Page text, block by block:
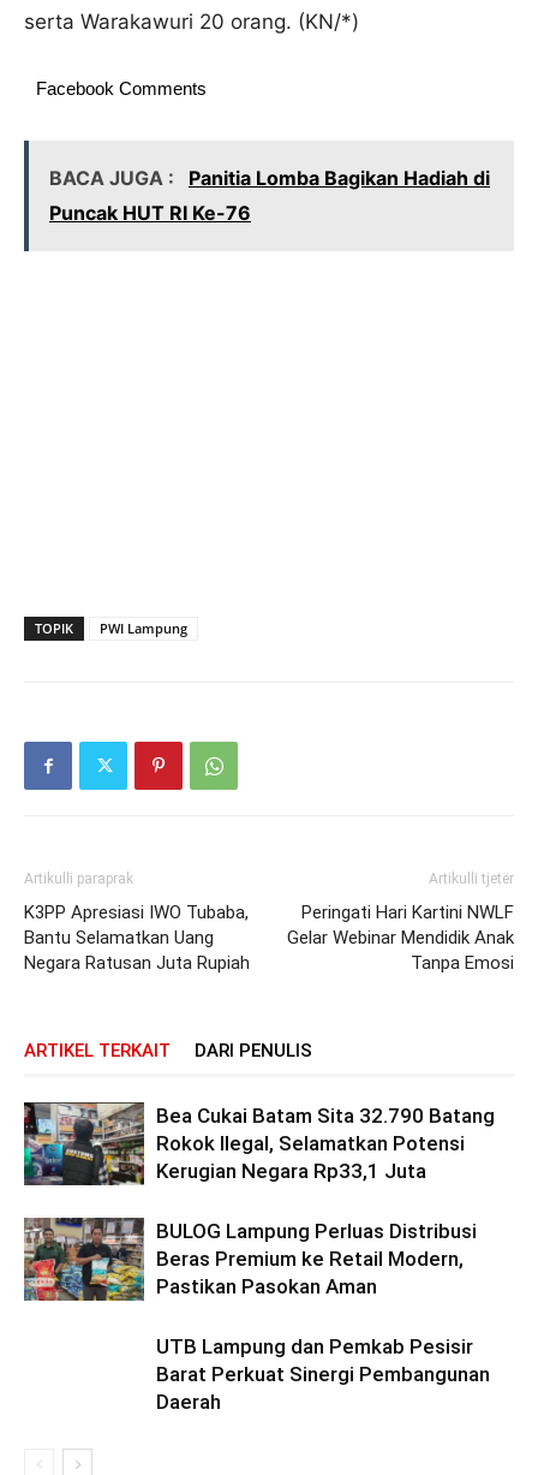
serta Warakawuri 20 orang. (KN/*)
Facebook Comments
BACA JUGA :
Panitia Lomba Bagikan Hadiah di
Puncak HUT RI Ke-76
TOPIK PWI Lampung
Artikulli paraprak
K3PP Apresiasi IWO Tubaba,
Bantu Selamatkan Uang
Negara Ratusan Juta Rupiah
Artikulli tjetër
Peringati Hari Kartini NWLF
Gelar Webinar Mendidik Anak
Tanpa Emosi
ARTIKEL TERKAIT DARI PENULIS
Bea Cukai Batam Sita 32.790 Batang
Rokok Ilegal, Selamatkan Potensi
Kerugian Negara Rp33,1 Juta
BULOG Lampung Perluas Distribusi
Beras Premium ke Retail Modern,
Pastikan Pasokan Aman
UTB Lampung dan Pemkab Pesisir
Barat Perkuat Sinergi Pembangunan
Daerah